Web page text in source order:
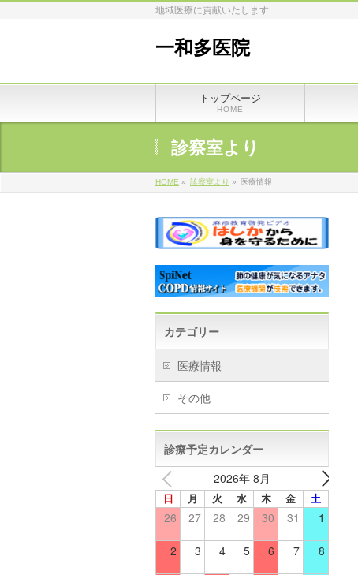
地域医療に貢献いたします
一和多医院
トップページ
HOME
診察室より
HOME » 診察室より » 医療情報
カテゴリー
医療情報
その他
診療予定カレンダー
2026年 8月
日 月 火 水 木 金 土
26 27 28 29 30 31 1
2 3 4 5 6 7 8